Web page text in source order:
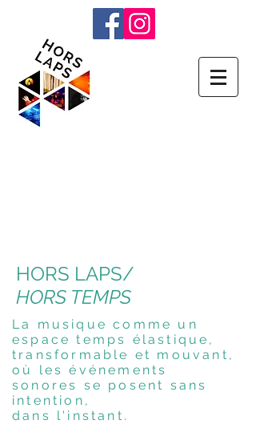
HORS LAPS/
HORS TEMPS
La musique comme un
espace temps élastique,
transformable et mouvant,
où les événements
sonores se posent sans
intention,
dans l'instant.